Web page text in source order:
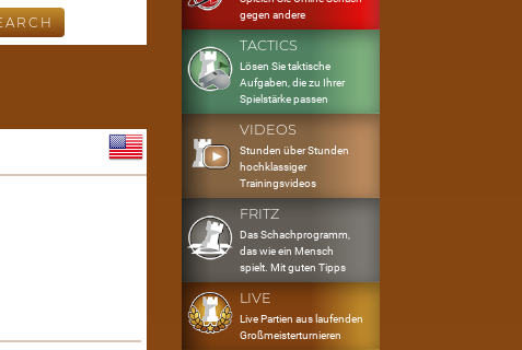
gegen andere
TACTICS
Lösen Sie taktische
Aufgaben, die zu Ihrer
Spielstärke passen
VIDEOS
Stunden über Stunden
hochklassiger
Trainingsvideos
FRITZ
Das Schachprogramm,
das wie ein Mensch
spielt. Mit guten Tipps
LIVE
Live Partien aus laufenden
Großmeisterturnieren